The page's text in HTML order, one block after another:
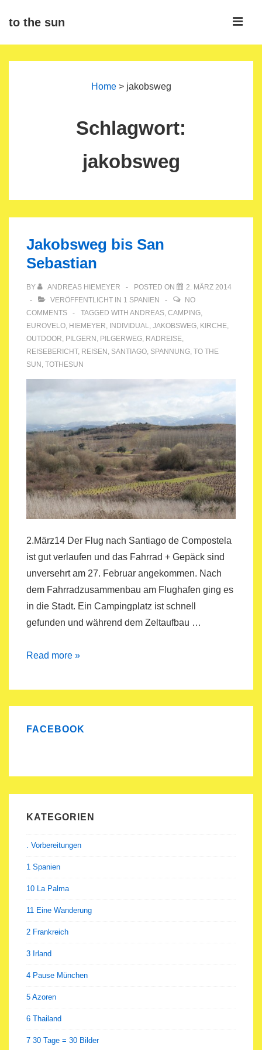
Zumto the sun
Home> jakobsweg
Schlagwort:
jakobsweg
Jakobsweg bis San
Sebastian
BY ANDREAS HIEMEYER POSTED ON
2. MÄRZ 2014
VERÖFFENTLICHT IN 1 SPANIEN
NO
COMMENTS
TAGGED WITH ANDREAS, CAMPING,
EUROVELO, HIEMEYER, INDIVIDUAL, JAKOBSWEG, KIRCHE,
OUTDOOR, PILGERN , PILGERWEG, RADREISE,
REISEBERICHT, REISEN , SANTIAGO, SPANNUNG, TO THE
SUN , TOTHESUN
2.März14 Der Flug nach Santiago de Compostela
ist gut verlaufen und das Fahrrad + Gepäck sind
unversehrt am 27. Februar angekommen. Nach
dem Fahrradzusammenbau am Flughafen ging es
in die Stadt. Ein Campingplatz ist schnell
gefunden und während dem Zeltaufbau …
Jakobsweg
San
Sebastian
Read more »
FACEBOOK
KATEGORIEN
. Vorbereitungen
1 Spanien
10 La Palma
11 Eine Wanderung
2 Frankreich
3 Irland
4 Pause München
5 Azoren
6 Thailand
7 30 Tage = 30 Bilder